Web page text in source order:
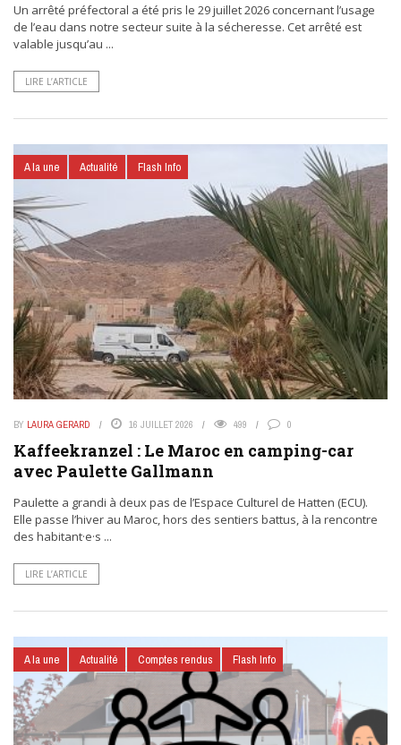
Un arrêté préfectoral a été pris le 29 juillet 2026 concernant l’usage
de l’eau dans notre secteur suite à la sécheresse. Cet arrêté est
valable jusqu’au ...
LIRE L’ARTICLE
A la une Actualité Flash Info
BY LAURA GERARD 16 JUILLET 2026 499 0
Kaffeekranzel : Le Maroc en camping-car
avec Paulette Gallmann
Paulette a grandi à deux pas de l’Espace Culturel de Hatten (ECU).
Elle passe l’hiver au Maroc, hors des sentiers battus, à la rencontre
des habitant·e·s ...
LIRE L’ARTICLE
A la une Actualité Comptes rendus Flash Info